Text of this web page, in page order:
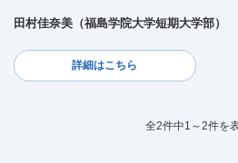
田村佳奈美（福島学院大学短期大学部）
詳細はこちら
全2件中1～2件を